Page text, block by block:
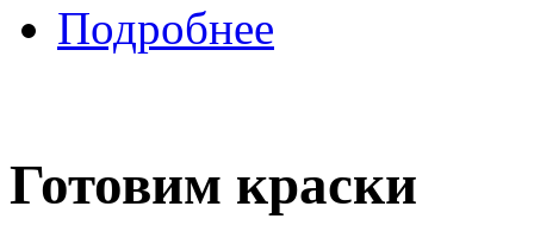
Подробнее
Готовим краски